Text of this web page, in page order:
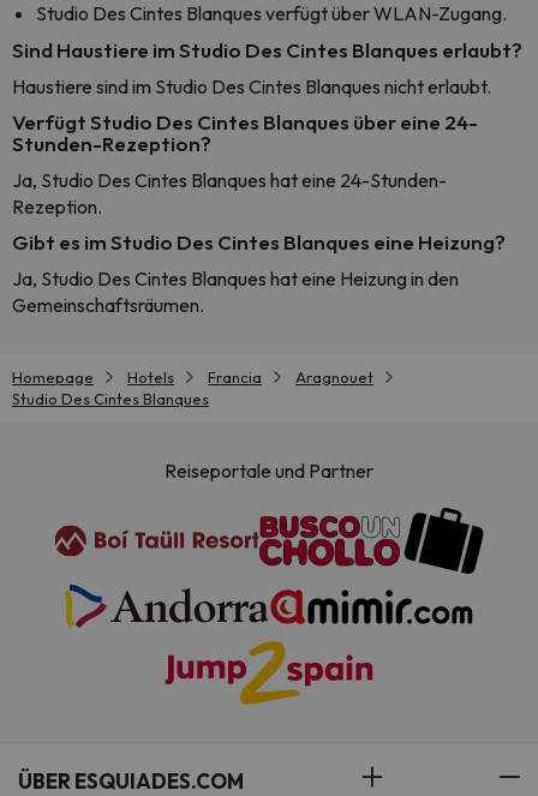
Studio Des Cintes Blanques verfügt über WLAN-Zugang.
Sind Haustiere im Studio Des Cintes Blanques erlaubt?
Haustiere sind im Studio Des Cintes Blanques nicht erlaubt.
Verfügt Studio Des Cintes Blanques über eine 24-
Stunden-Rezeption?
Ja, Studio Des Cintes Blanques hat eine 24-Stunden-
Rezeption.
Gibt es im Studio Des Cintes Blanques eine Heizung?
Ja, Studio Des Cintes Blanques hat eine Heizung in den
Gemeinschaftsräumen.
Homepage Hotels Francia
Aragnouet
Studio Des Cintes Blanques
Reiseportale und Partner
ÜBER ESQUIADES.COM